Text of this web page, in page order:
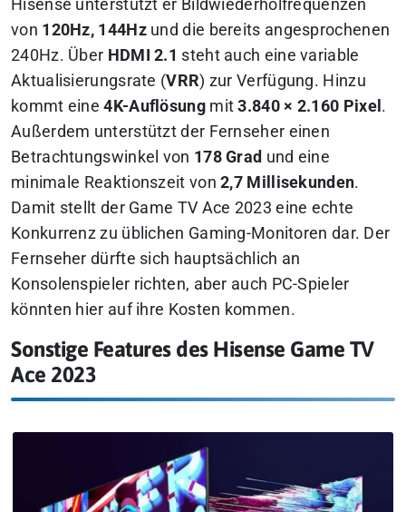
Hisense unterstützt er Bildwiederholfrequenzen
von 120Hz, 144Hzund die bereits angesprochenen
240Hz. Über HDMI 2.1 steht auch eine variable
Aktualisierungsrate (VRR) zur Verfügung. Hinzu
kommt eine4K-Auflösungmit3.840 × 2.160 Pixel .
Außerdem unterstützt der Fernseher einen
Betrachtungswinkel von 178 Grad und eine
minimale Reaktionszeit von2,7 Millisekunden.
Damit stellt der Game TV Ace 2023 eine echte
Konkurrenz zu üblichen Gaming-Monitoren dar. Der
Fernseher dürfte sich hauptsächlich an
Konsolenspieler richten, aber auch PC-Spieler
könnten hier auf ihre Kosten kommen.
Sonstige Features des Hisense Game TV
Ace 2023